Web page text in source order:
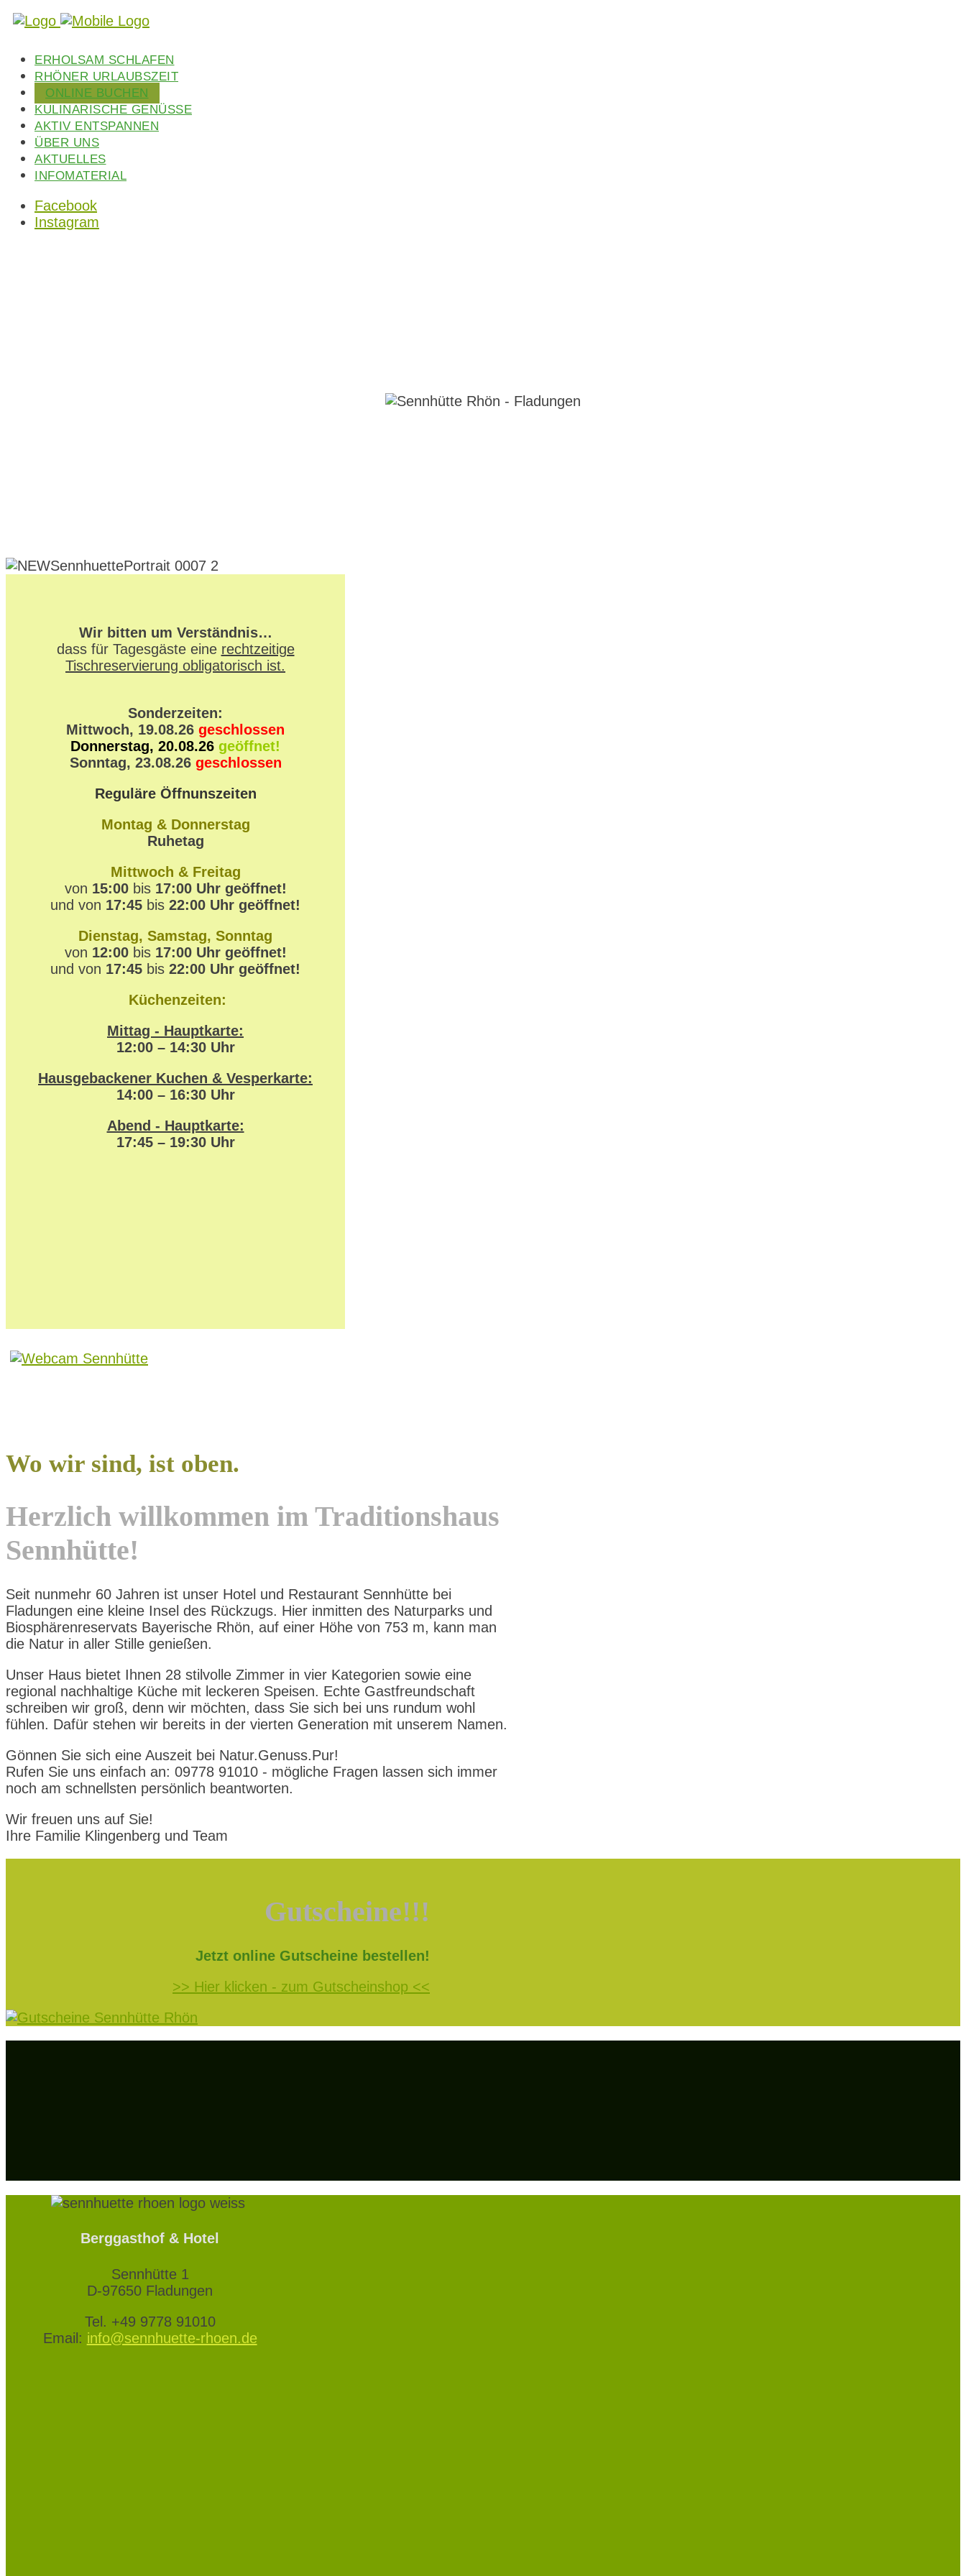
ERHOLSAM SCHLAFEN
RHÖNER URLAUBSZEIT
ONLINE BUCHEN
KULINARISCHE GENÜSSE
AKTIV ENTSPANNEN
ÜBER UNS
AKTUELLES
INFOMATERIAL
Facebook
Instagram
Wir bitten um Verständnis…
dass für Tagesgäste eine rechtzeitige
Tischreservierung obligatorisch ist.
Sonderzeiten:
Mittwoch, 19.08.26 geschlossen
Donnerstag, 20.08.26 geöffnet!
Sonntag, 23.08.26 geschlossen
Reguläre Öffnunszeiten
Montag & Donnerstag
Ruhetag
Mittwoch & Freitag
von 15:00 bis17:00 Uhr geöffnet!
und von 17:45 bis 22:00 Uhr geöffnet!
Dienstag, Samstag, Sonntag
von 12:00 bis17:00 Uhr geöffnet!
und von 17:45 bis 22:00 Uhr geöffnet!
Küchenzeiten:
Mittag - Hauptkarte:
12:00 – 14:30 Uhr
Hausgebackener Kuchen & Vesperkarte:
14:00 – 16:30 Uhr
Abend - Hauptkarte:
17:45 – 19:30 Uhr
Wo wir sind, ist oben.
Herzlich willkommen im Traditionshaus
Sennhütte!
Seit nunmehr 60 Jahren ist unser Hotel und Restaurant Sennhütte bei
Fladungen eine kleine Insel des Rückzugs. Hier inmitten des Naturparks und
Biosphärenreservats Bayerische Rhön, auf einer Höhe von 753 m, kann man
die Natur in aller Stille genießen.
Unser Haus bietet Ihnen 28 stilvolle Zimmer in vier Kategorien sowie eine
regional nachhaltige Küche mit leckeren Speisen. Echte Gastfreundschaft
schreiben wir groß, denn wir möchten, dass Sie sich bei uns rundum wohl
fühlen. Dafür stehen wir bereits in der vierten Generation mit unserem Namen.
Gönnen Sie sich eine Auszeit bei Natur.Genuss.Pur!
Rufen Sie uns einfach an: 09778 91010 - mögliche Fragen lassen sich immer
noch am schnellsten persönlich beantworten.
Wir freuen uns auf Sie!
Ihre Familie Klingenberg und Team
Gutscheine!!!
Jetzt online Gutscheine bestellen!
>> Hier klicken - zum Gutscheinshop <<
Berggasthof & Hotel
Sennhütte 1
D-97650 Fladungen
Tel. +49 9778 91010
Email: info@sennhuette-rhoen.de